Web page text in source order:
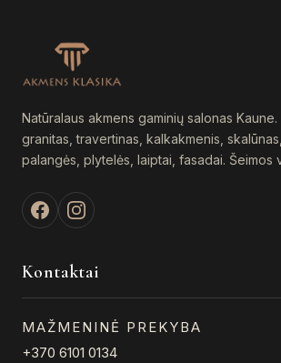
Natūralaus akmens gaminių salonas Kaune.
granitas, travertinas, kalkakmenis,
palangės, plytelės, laiptai, fasadai. Šeimos
Kontaktai
MAŽMENINĖ PREKYBA
+370 6101 0134